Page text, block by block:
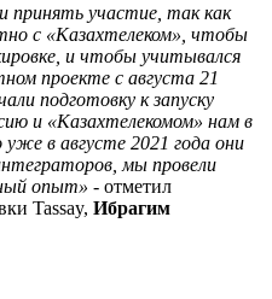
принять участие, так как
с «Казахтелеком», чтобы
и чтобы учитывался
проекте с августа 21
подготовку к запуску
и «Казахтелекомом» нам в
в августе 2021 года они
мы провели
опыт» - отметил
Tassay, Ибрагим